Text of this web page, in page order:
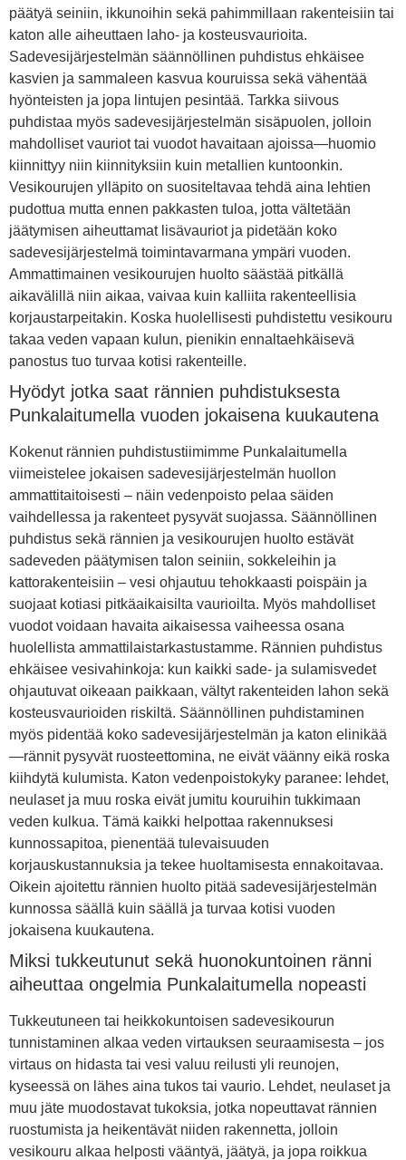
päätyä seiniin, ikkunoihin sekä pahimmillaan rakenteisiin tai
katon alle aiheuttaen laho- ja kosteusvaurioita.
Sadevesijärjestelmän säännöllinen puhdistus ehkäisee
kasvien ja sammaleen kasvua kouruissa sekä vähentää
hyönteisten ja jopa lintujen pesintää. Tarkka siivous
puhdistaa myös sadevesijärjestelmän sisäpuolen, jolloin
mahdolliset vauriot tai vuodot havaitaan ajoissa—huomio
kiinnittyy niin kiinnityksiin kuin metallien kuntoonkin.
Vesikourujen ylläpito on suositeltavaa tehdä aina lehtien
pudottua mutta ennen pakkasten tuloa, jotta vältetään
jäätymisen aiheuttamat lisävauriot ja pidetään koko
sadevesijärjestelmä toimintavarmana ympäri vuoden.
Ammattimainen vesikourujen huolto säästää pitkällä
aikavälillä niin aikaa, vaivaa kuin kalliita rakenteellisia
korjaustarpeitakin. Koska huolellisesti puhdistettu vesikouru
takaa veden vapaan kulun, pienikin ennaltaehkäisevä
panostus tuo turvaa kotisi rakenteille.
Hyödyt jotka saat rännien puhdistuksesta
Punkalaitumella vuoden jokaisena kuukautena
Kokenut rännien puhdistustiimimme Punkalaitumella
viimeistelee jokaisen sadevesijärjestelmän huollon
ammattitaitoisesti – näin vedenpoisto pelaa säiden
vaihdellessa ja rakenteet pysyvät suojassa. Säännöllinen
puhdistus sekä rännien ja vesikourujen huolto estävät
sadeveden päätymisen talon seiniin, sokkeleihin ja
kattorakenteisiin – vesi ohjautuu tehokkaasti poispäin ja
suojaat kotiasi pitkäaikaisilta vaurioilta. Myös mahdolliset
vuodot voidaan havaita aikaisessa vaiheessa osana
huolellista ammattilaistarkastustamme. Rännien puhdistus
ehkäisee vesivahinkoja: kun kaikki sade- ja sulamisvedet
ohjautuvat oikeaan paikkaan, vältyt rakenteiden lahon sekä
kosteusvaurioiden riskiltä. Säännöllinen puhdistaminen
myös pidentää koko sadevesijärjestelmän ja katon elinikää
—rännit pysyvät ruosteettomina, ne eivät väänny eikä roska
kiihdytä kulumista. Katon vedenpoistokyky paranee: lehdet,
neulaset ja muu roska eivät jumitu kouruihin tukkimaan
veden kulkua. Tämä kaikki helpottaa rakennuksesi
kunnossapitoa, pienentää tulevaisuuden
korjauskustannuksia ja tekee huoltamisesta ennakoitavaa.
Oikein ajoitettu rännien huolto pitää sadevesijärjestelmän
kunnossa säällä kuin säällä ja turvaa kotisi vuoden
jokaisena kuukautena.
Miksi tukkeutunut sekä huonokuntoinen ränni
aiheuttaa ongelmia Punkalaitumella nopeasti
Tukkeutuneen tai heikkokuntoisen sadevesikourun
tunnistaminen alkaa veden virtauksen seuraamisesta – jos
virtaus on hidasta tai vesi valuu reilusti yli reunojen,
kyseessä on lähes aina tukos tai vaurio. Lehdet, neulaset ja
muu jäte muodostavat tukoksia, jotka nopeuttavat rännien
ruostumista ja heikentävät niiden rakennetta, jolloin
vesikouru alkaa helposti vääntyä, jäätyä, ja jopa roikkua